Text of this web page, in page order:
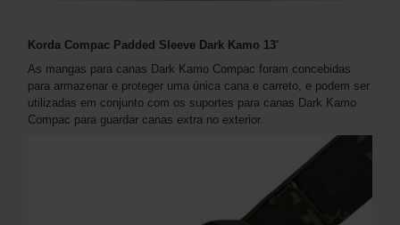
Korda Compac Padded Sleeve Dark Kamo 13'
As mangas para canas Dark Kamo Compac foram concebidas
para armazenar e proteger uma única cana e carreto, e podem ser
utilizadas em conjunto com os suportes para canas Dark Kamo
Compac para guardar canas extra no exterior.